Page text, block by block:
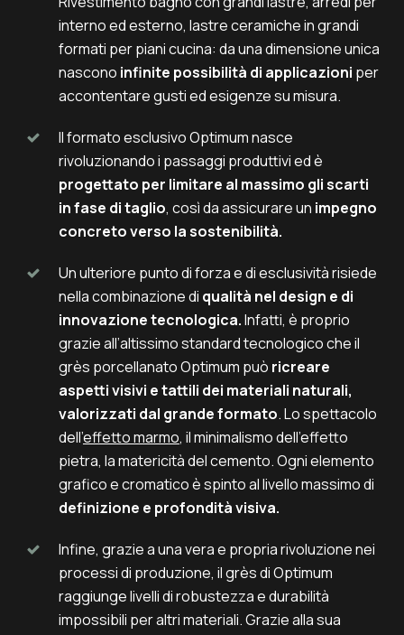
interno ed esterno, lastre ceramiche in grandi
formati per piani cucina: da una dimensione unica
nascono infinite possibilità di applicazioni per
accontentare gusti ed esigenze su misura.
Il formato esclusivo Optimum nasce
rivoluzionando i passaggi produttivi ed è
progettato per limitare al massimo gli scarti
in fase di taglio, così da assicurare un impegno
concreto verso la sostenibilità.
Un ulteriore punto di forza e di esclusività risiede
nella combinazione di qualità nel design e di
innovazione tecnologica.Infatti, è proprio
grazie all’altissimo standard tecnologico che il
grès porcellanato Optimum può ricreare
aspetti visivi e tattili dei materiali naturali,
valorizzati dal grande formato. Lo spettacolo
dell’effetto marmo, il minimalismo dell’effetto
pietra, la matericità del cemento. Ogni elemento
grafico e cromatico è spinto al livello massimo di
definizione e profondità visiva.
Infine, grazie a una vera e propria rivoluzione nei
processi di produzione, il grès di Optimum
raggiunge livelli di robustezza e durabilità
impossibili per altri materiali. Grazie alla sua